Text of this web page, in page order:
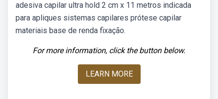
adesiva capilar ultra hold 2 cm x 11 metros indicada
para apliques sistemas capilares prótese capilar
materiais base de renda fixação.
For more information, click the button below.
LEARN MORE